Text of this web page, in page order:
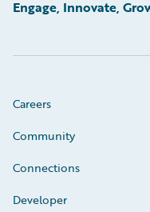
Engage, Innovate,
Careers
Community
Connections
Developer